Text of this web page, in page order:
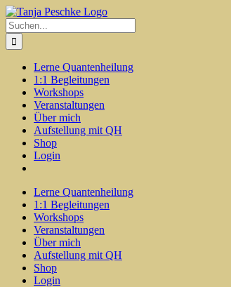
Zum
Inhalt
springen
Suche
nach:
Lerne Quantenheilung
1:1 Begleitungen
Workshops
Veranstaltungen
Über mich
Aufstellung mit QH
Shop
Login
Lerne Quantenheilung
1:1 Begleitungen
Workshops
Veranstaltungen
Über mich
Aufstellung mit QH
Shop
Login